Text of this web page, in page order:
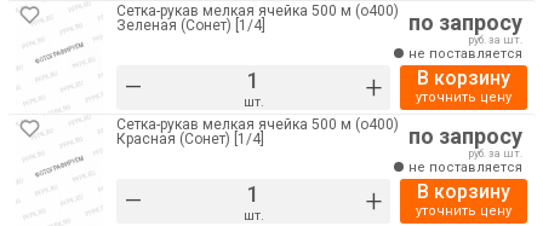
Сетка-рукав мелкая ячейка 500 м (о400)
Зеленая (Сонет) [1/4]
– шт. +
по запросу
руб. за шт.
не поставляется
В корзину
уточнить цену
Сетка-рукав мелкая ячейка 500 м (о400)
Красная (Сонет) [1/4]
– шт. +
по запросу
руб. за шт.
не поставляется
В корзину
уточнить цену